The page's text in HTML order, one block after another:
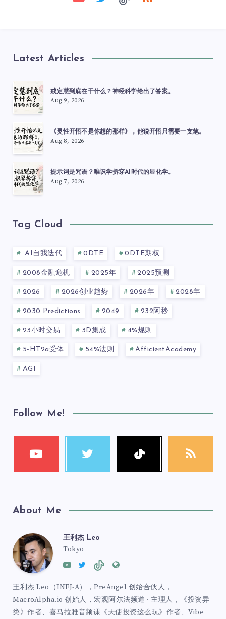
Latest Articles
戒定慧到底在干什么？神经科学给出了答案。
Aug 9, 2026
《灵性开悟不是你想的那样》，他说开悟只需要一支笔。
Aug 8, 2026
提示词是咒语？唯识学拆穿AI时代的显化学。
Aug 7, 2026
Tag Cloud
AI自我迭代 0DTE 0DTE期权
2008金融危机 2025年 2025预测
2026 2026创业趋势 2026年 2028年
2030 Predictions 2049 232阿秒
23小时交易 3D集成 4%规则
5-HT2a受体 54%法则 AfficientAcademy
AGI
Follow Me!
About Me
王利杰 Leo
Tokyo
王利杰 Leo（INFJ-A），PreAngel 创始合伙人，
MacroAlpha.io 创始人，宏观阿尔法频道 · 主理人，《投资异
类》作者、喜马拉雅音频课《天使投资这么玩》作者、Vibe